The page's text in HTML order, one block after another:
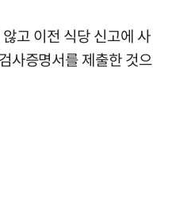
고 이전 식당 신고에 사
사증명서를 제출한 것으